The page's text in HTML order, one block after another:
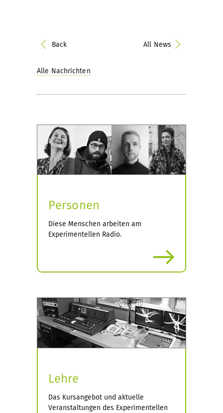
Back All News
Alle Nachrichten
Personen
Diese Menschen arbeiten am
Experimentellen Radio.
Lehre
Das Kursangebot und aktuelle
Veranstaltungen des Experimentellen